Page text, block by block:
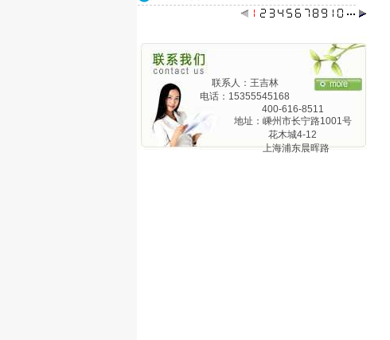
联系人：王吉林
电话：15355545168
400-616-8511
地址：嵊州市长宁路1001号
花木城4-12
上海浦东晨晖路